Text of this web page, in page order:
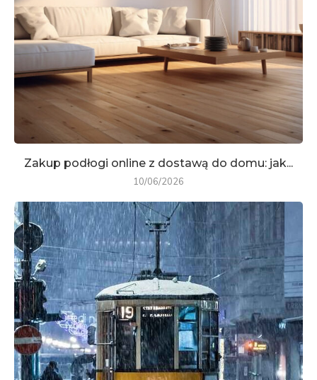
Zakup podłogi online z dostawą do domu: jak...
10/06/2026